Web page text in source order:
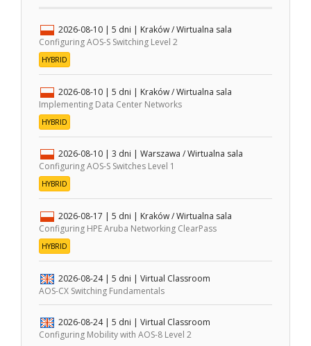
2026-08-10 | 5 dni | Kraków / Wirtualna sala
Configuring AOS-S Switching Level 2
HYBRID
2026-08-10 | 5 dni | Kraków / Wirtualna sala
Implementing Data Center Networks
HYBRID
2026-08-10 | 3 dni | Warszawa / Wirtualna sala
Configuring AOS-S Switches Level 1
HYBRID
2026-08-17 | 5 dni | Kraków / Wirtualna sala
Configuring HPE Aruba Networking ClearPass
HYBRID
2026-08-24 | 5 dni | Virtual Classroom
AOS-CX Switching Fundamentals
2026-08-24 | 5 dni | Virtual Classroom
Configuring Mobility with AOS-8 Level 2